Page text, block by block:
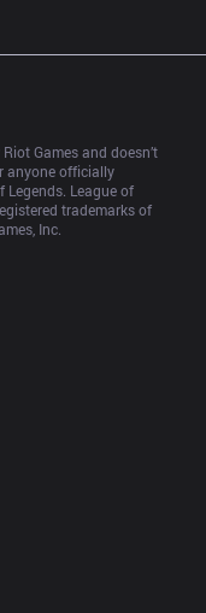
Riot Games and doesn’t
anyone officially
League of
trademarks of
Inc.